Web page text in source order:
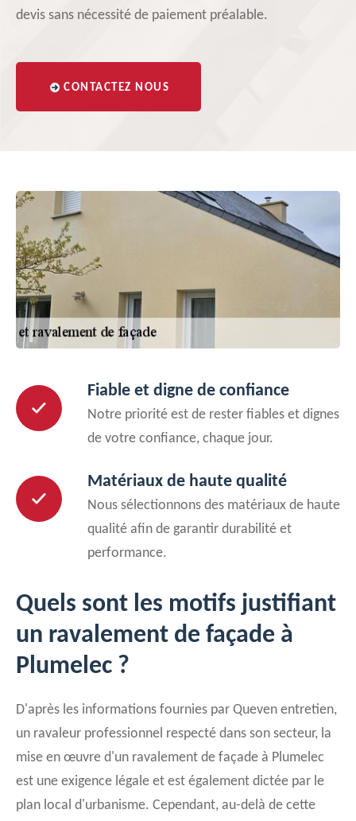
devis sans nécessité de paiement préalable.
CONTACTEZ NOUS
Fiable et digne de confiance
Notre priorité est de rester fiables et dignes
de votre confiance, chaque jour.
Matériaux de haute qualité
Nous sélectionnons des matériaux de haute
qualité afin de garantir durabilité et
performance.
Quels sont les motifs justifiant
un ravalement de façade à
Plumelec ?
D'après les informations fournies par Queven entretien,
un ravaleur professionnel respecté dans son secteur, la
mise en œuvre d'un ravalement de façade à Plumelec
est une exigence légale et est également dictée par le
plan local d'urbanisme. Cependant, au-delà de cette